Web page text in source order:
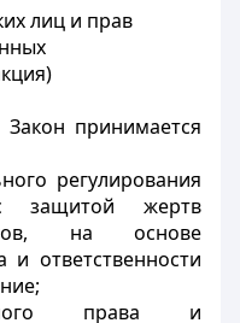
лиц и прав
принимается
регулирования
защитой жертв
на основе
и ответственности
права и